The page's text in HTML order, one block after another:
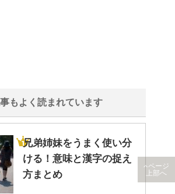
もよく読まれています
兄弟姉妹をうまく使い分
ける！意味と漢字の捉え
方まとめ
ページ
上部へ